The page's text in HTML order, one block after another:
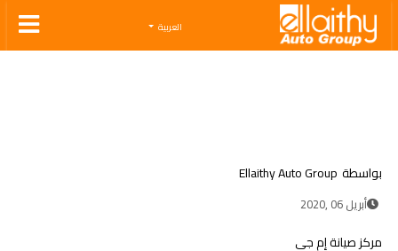
Ellaithy Auto Group
العربية
بواسطة Ellaithy Auto Group
أبريل 06 ,2020
مركز صيانة إم جي